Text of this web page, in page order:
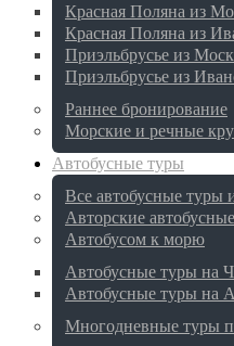
Красная Поляна из
Красная Поляна из
Приэльбрусье из
Приэльбрусье из
Раннее бронирование
Морские и речные
Автобусные туры
Все автобусные туры
Авторские
Автобусом к морю
Автобусные туры на
Автобусные туры на
Многодневные туры